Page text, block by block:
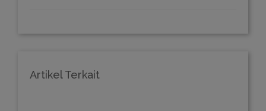
Artikel Terkait